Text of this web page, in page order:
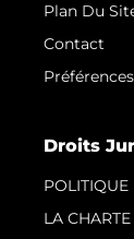
Plan Du
Contact
Droits
LA